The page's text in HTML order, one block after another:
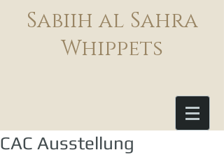
Sabiih al Sahra
Whippets
CAC Ausstellung